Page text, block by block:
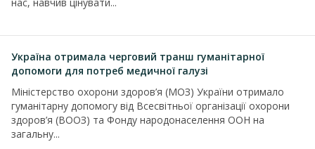
Україна отримала черговий транш гуманітарної
допомоги для потреб медичної галузі
Міністерство охорони здоров’я (МОЗ) України отримало
гуманітарну допомогу від Всесвітньої організації охорони
здоров’я (ВООЗ) та Фонду народонаселення ООН на
загальну...